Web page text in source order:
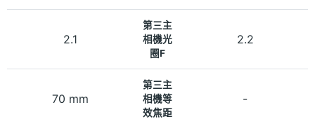
2.1
第三主
相機光
圈F
2.2
70 mm
第三主
相機等
效焦距
-